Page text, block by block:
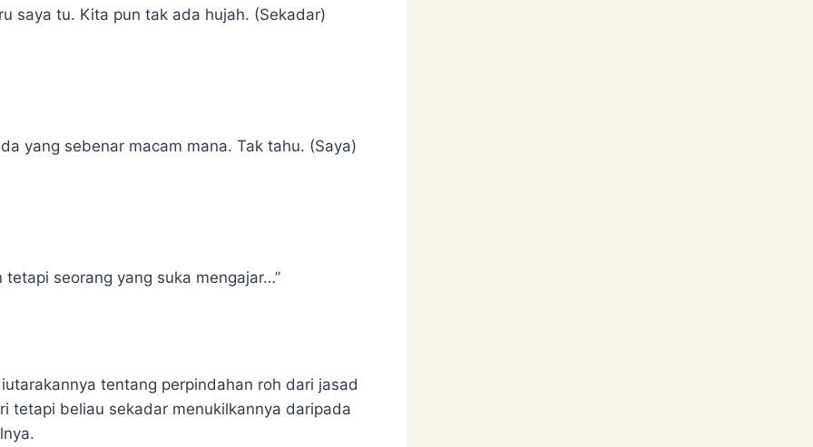
saya tu. Kita pun tak ada hujah. (Sekadar)
yang sebenar macam mana. Tak tahu. (Saya)
seorang yang suka mengajar…”
tentang perpindahan roh dari jasad
tetapi beliau sekadar menukilkannya daripada